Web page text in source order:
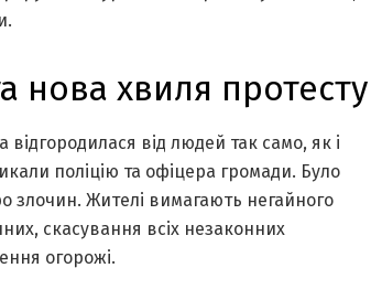
нова хвиля протесту
від людей так само, як і
поліцію та офіцера громади. Було
злочин. Жителі вимагають негайного
скасування всіх незаконних
огорожі.